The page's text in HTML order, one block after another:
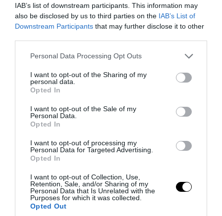
IAB’s list of downstream participants. This information may
also be disclosed by us to third parties on the IAB’s List of
Downstream Participants that may further disclose it to other
Please note that this website/app uses one or more Google
not limited to your visit or usage behaviour. You may click to
grant or deny consent to Google and its third-party tags to
use your data for below specified purposes in below Google
consent section.
Personal Data Processing Opt Outs
I want to opt-out of the Sharing of my
personal data.
Opted In
I want to opt-out of the Sale of my
Personal Data.
Opted In
I want to opt-out of processing my
Personal Data for Targeted Advertising.
Opted In
I want to opt-out of Collection, Use,
Retention, Sale, and/or Sharing of my
Personal Data that Is Unrelated with the
Purposes for which it was collected.
Opted Out
PRONEWS.GR /ΦΥΣΗ
«Ξυπνά» το φονικό ηφαίστειο Pelée στη
Μαρτινίκα: Εκατοντάδες σεισμοί και
04.08.2026 | 23:40